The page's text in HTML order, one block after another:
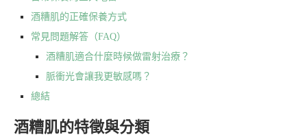
酒糟肌的正確保養方式
常見問題解答（FAQ）
酒糟肌適合什麼時候做雷射治療？
脈衝光會讓我更敏感嗎？
總結
酒糟肌的特徵與分類